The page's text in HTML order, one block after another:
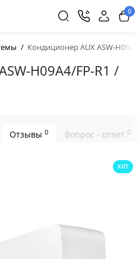
0
Кондиционер AUX ASW-
H09A4/FP-R1 /
Отзывы 0 Вопрос - ответ 0
ХИТ